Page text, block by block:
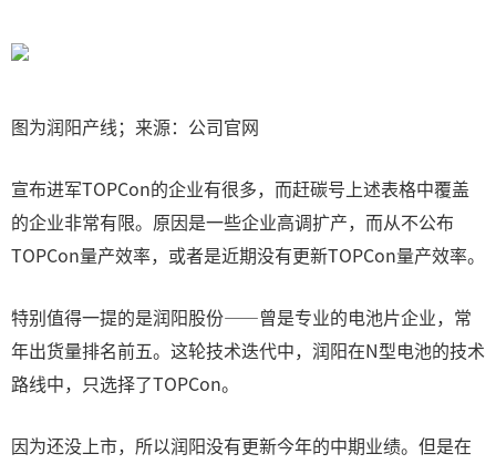
图为润阳产线；来源：公司官网
宣布进军TOPCon的企业有很多，而赶碳号上述表格中覆盖
的企业非常有限。原因是一些企业高调扩产，而从不公布
TOPCon量产效率，或者是近期没有更新TOPCon量产效率。
特别值得一提的是润阳股份——曾是专业的电池片企业，常
年出货量排名前五。这轮技术迭代中，润阳在N型电池的技术
路线中，只选择了TOPCon。
因为还没上市，所以润阳没有更新今年的中期业绩。但是在